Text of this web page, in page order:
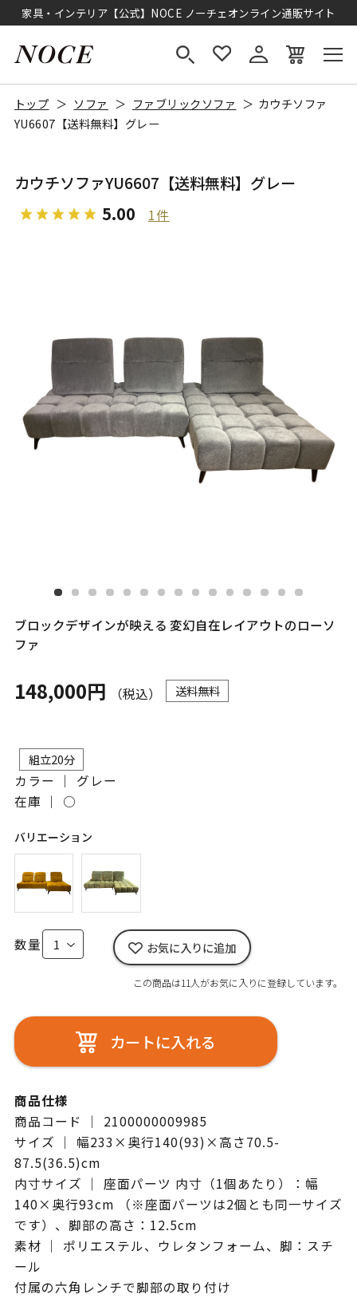
家具・インテリア【公式】NOCE ノーチェオンライン通販サイト
トップ ソファ ファブリックソファ
カウチソファ
YU6607【送料無料】グレー
カウチソファYU6607【送料無料】グレー
5.00 1件
ブロックデザインが映える 変幻自在レイアウトのローソ
ファ
148,000円 （税込） 送料無料
組立20分
カラー ｜ グレー
在庫 ｜ ○
バリエーション
数量 お気に入りに追加
この商品は11人がお気に入りに登録しています。
カートに入れる
商品仕様
商品コード ｜ 2100000009985
サイズ ｜ 幅233×奥行140(93)×高さ70.5-
87.5(36.5)cm
内寸サイズ ｜ 座面パーツ 内寸（1個あたり）：幅
140×奥行93cm （※座面パーツは2個とも同一サイズ
です）、脚部の高さ：12.5cm
素材 ｜ ポリエステル、ウレタンフォーム、脚：スチ
ール
付属の六角レンチで脚部の取り付け